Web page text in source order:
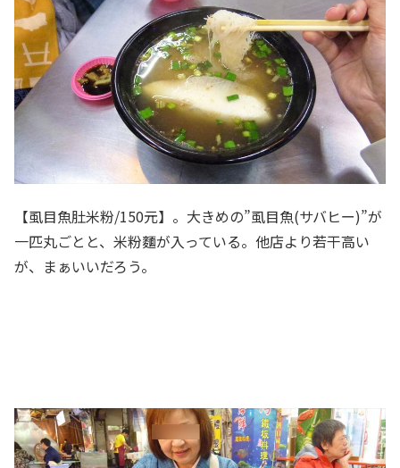
【虱目魚肚米粉/150元】。大きめの”虱目魚(サバヒー)”が
一匹丸ごとと、米粉麵が入っている。他店より若干高い
が、まぁいいだろう。